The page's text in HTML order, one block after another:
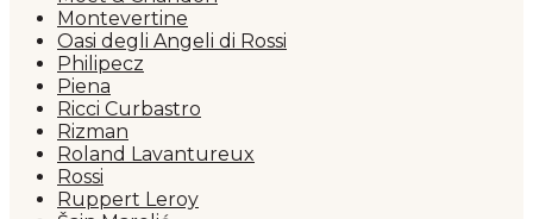
Montevertine
Oasi degli Angeli di Rossi
Philipecz
Piena
Ricci Curbastro
Rizman
Roland Lavantureux
Rossi
Ruppert Leroy